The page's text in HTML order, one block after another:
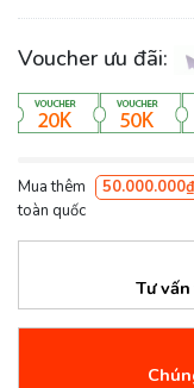
Voucher ưu đãi:
Mua thêm 50.000.000₫
toàn quốc
Tư